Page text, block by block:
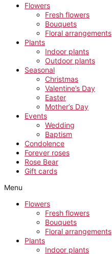
Flowers
Fresh flowers
Bouquets
Floral arrangements
Plants
Indoor plants
Outdoor plants
Seasonal
Christmas
Valentine’s Day
Easter
Mother’s Day
Events
Wedding
Baptism
Condolence
Forever roses
Rose Bear
Gift cards
Menu
Flowers
Fresh flowers
Bouquets
Floral arrangements
Plants
Indoor plants